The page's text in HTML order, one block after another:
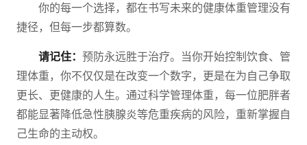
你的每一个选择，都在书写未来的健康体重管理没有
捷径，但每一步都算数。
请记住： 预防永远胜于治疗。当你开始控制饮食、管
理体重，你不仅仅是在改变一个数字，更是在为自己争取
更长、更健康的人生。通过科学管理体重，每一位肥胖者
都能显著降低急性胰腺炎等危重疾病的风险，重新掌握自
己生命的主动权。